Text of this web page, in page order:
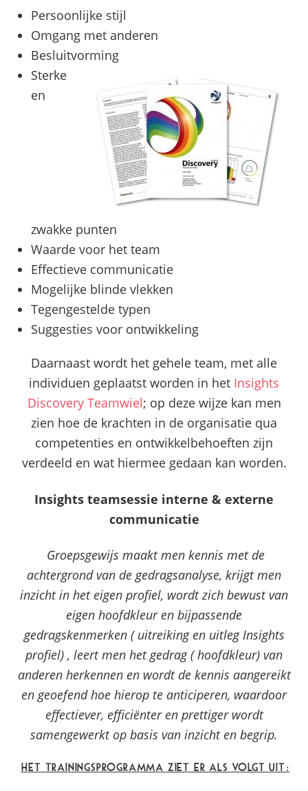
Persoonlijke stijl
Omgang met anderen
Besluitvorming
Sterke
en
zwakke punten
Waarde voor het team
Effectieve communicatie
Mogelijke blinde vlekken
Tegengestelde typen
Suggesties voor ontwikkeling
Daarnaast wordt het gehele team, met alle
individuen geplaatst worden in het Insights
Discovery Teamwiel; op deze wijze kan men
zien hoe de krachten in de organisatie qua
competenties en ontwikkelbehoeften zijn
verdeeld en wat hiermee gedaan kan worden.
Insights teamsessie interne & externe
communicatie
Groepsgewijs maakt men kennis met de
achtergrond van de gedragsanalyse, krijgt men
inzicht in het eigen profiel, wordt zich bewust van
eigen hoofdkleur en bijpassende
gedragskenmerken ( uitreiking en uitleg Insights
profiel) , leert men het gedrag ( hoofdkleur) van
anderen herkennen en wordt de kennis aangereikt
en geoefend hoe hierop te anticiperen, waardoor
effectiever, efficiënter en prettiger wordt
samengewerkt op basis van inzicht en begrip.
Het trainingsprogramma ziet er als volgt uit: